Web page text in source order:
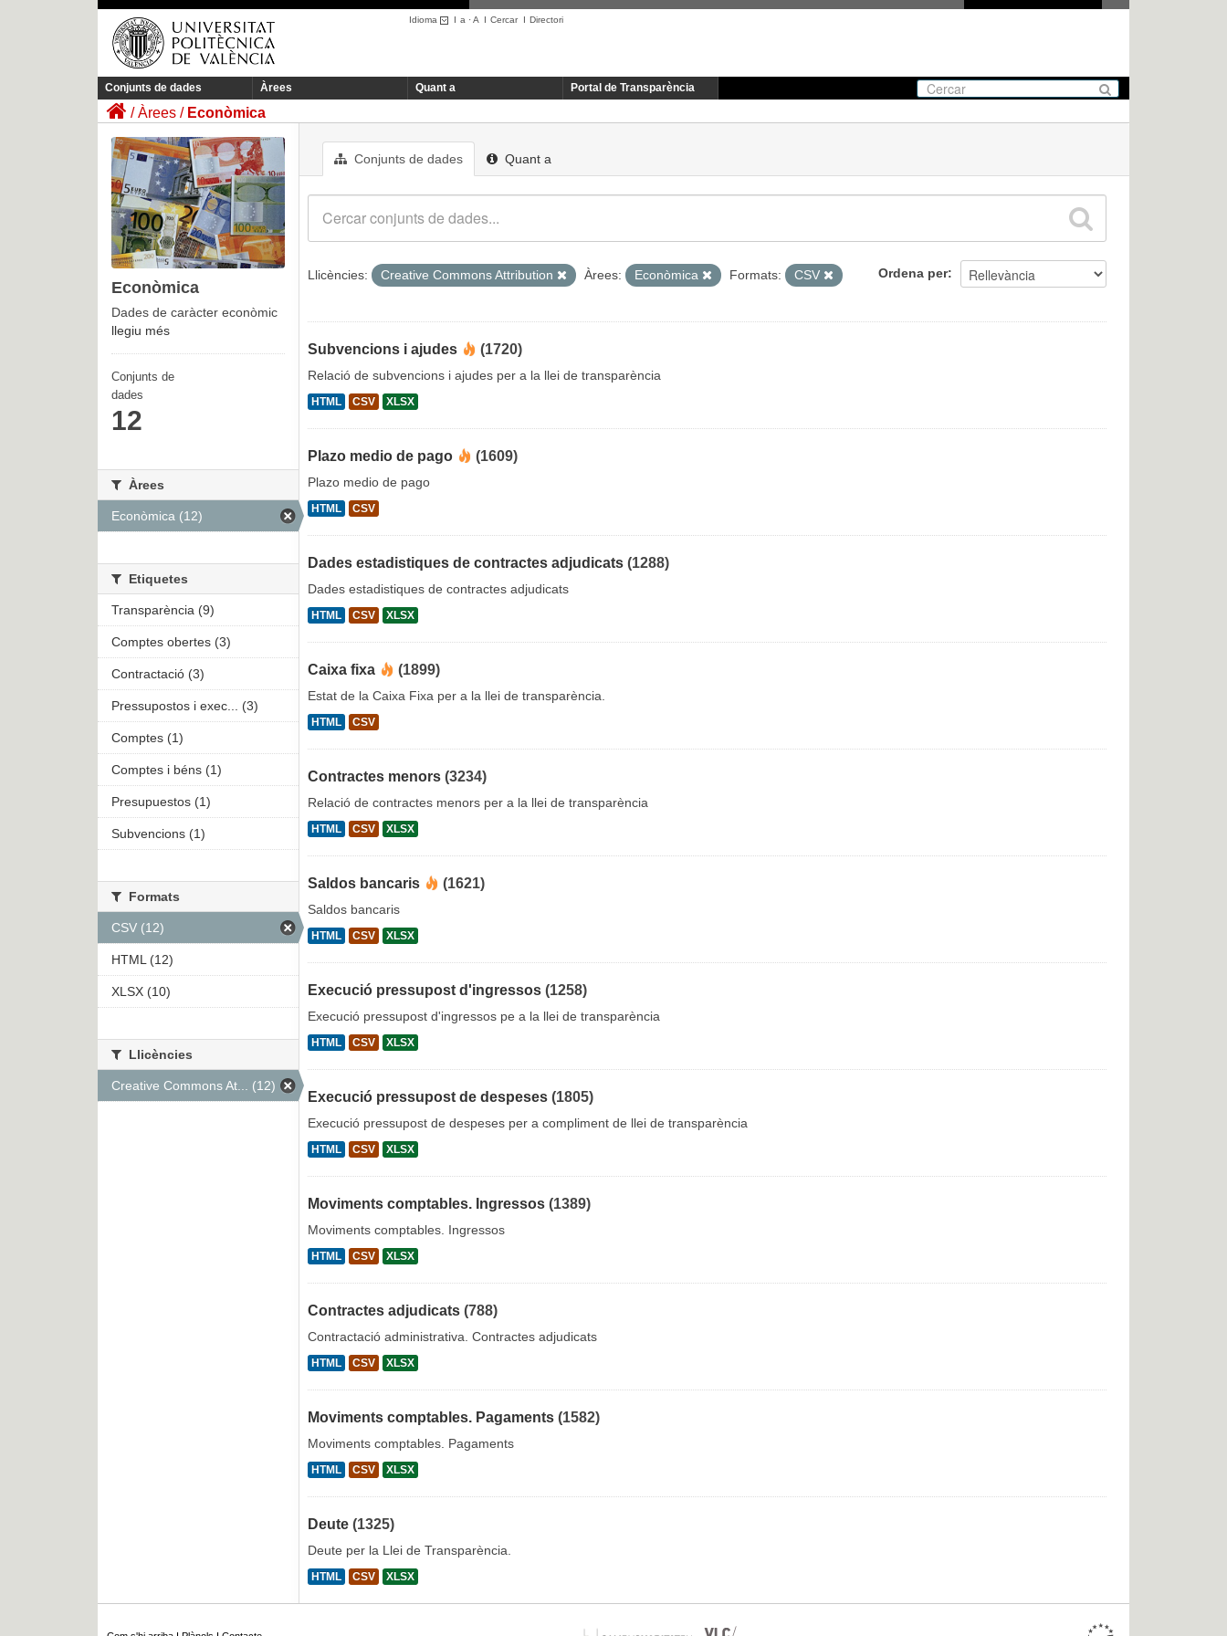
Idioma I a ·A I CercarI Directori
Conjunts de dades Àrees Quant a Portal de Transparència
Àrees Econòmica
Conjunts de dades Quant a
Ordena per
Llicències: Creative Commons Attribution Àrees: Econòmica Formats: CSV
Subvencions i ajudes (1720)
Relació de subvencions i ajudes per a la llei de transparència
HTML CSV XLSX
Plazo medio de pago (1609)
Plazo medio de pago
HTML CSV
Dades estadistiques de contractes adjudicats (1288)
Dades estadistiques de contractes adjudicats
HTML CSV XLSX
Caixa fixa (1899)
Estat de la Caixa Fixa per a la llei de transparència.
HTML CSV
Contractes menors (3234)
Relació de contractes menors per a la llei de transparència
HTML CSV XLSX
Saldos bancaris (1621)
Saldos bancaris
HTML CSV XLSX
Execució pressupost d'ingressos (1258)
Execució pressupost d'ingressos pe a la llei de transparència
HTML CSV XLSX
Execució pressupost de despeses (1805)
Execució pressupost de despeses per a compliment de llei de transparència
HTML CSV XLSX
Moviments comptables. Ingressos (1389)
Moviments comptables. Ingressos
HTML CSV XLSX
Contractes adjudicats (788)
Contractació administrativa. Contractes adjudicats
HTML CSV XLSX
Moviments comptables. Pagaments (1582)
Moviments comptables. Pagaments
HTML CSV XLSX
Deute (1325)
Deute per la Llei de Transparència.
HTML CSV XLSX
Econòmica
Dades de caràcter econòmic
llegiu més
Conjunts de
dades
12
Àrees
Econòmica (12)
Etiquetes
Transparència (9)
Comptes obertes (3)
Contractació (3)
Pressupostos i exec... (3)
Comptes (1)
Comptes i béns (1)
Presupuestos (1)
Subvencions (1)
Formats
CSV (12)
HTML (12)
XLSX (10)
Llicències
Creative Commons At... (12)